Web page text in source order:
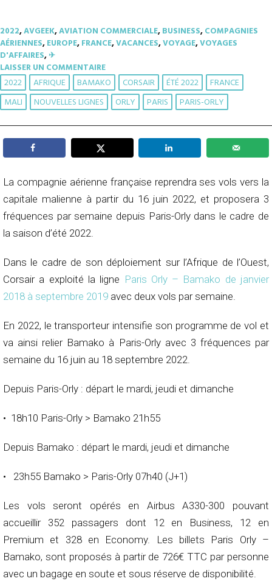
2022,AVGEEK,AVIATION COMMERCIALE,BUSINESS,COMPAGNIES
AÉRIENNES,EUROPE,FRANCE,VACANCES,VOYAGE,VOYAGES
D'AFFAIRES,✈︎
LAISSER UN COMMENTAIRE
2022 AFRIQUE BAMAKO CORSAIR ÉTÉ 2022
FRANCE
MALI
NOUVELLES LIGNES ORLY PARIS PARIS-ORLY
La compagnie aérienne française reprendra ses vols vers la
capitale malienne à partir du 16 juin 2022, et proposera 3
fréquences par semaine depuis Paris-Orly dans le cadre de
la saison d’été 2022.
Dans le cadre de son déploiement sur l’Afrique de l’Ouest,
Corsair a exploité la ligne Paris Orly – Bamako de janvier
2018 à septembre 2019 avec deux vols par semaine.
En 2022, le transporteur intensifie son programme de vol et
va ainsi relier Bamako à Paris-Orly avec 3 fréquences par
semaine du 16 juin au 18 septembre 2022.
Depuis Paris-Orly : départ le mardi, jeudi et dimanche
• 18h10 Paris-Orly > Bamako 21h55
Depuis Bamako : départ le mardi, jeudi et dimanche
• 23h55 Bamako > Paris-Orly 07h40 (J+1)
Les vols seront opérés en Airbus A330-300 pouvant
accueillir 352 passagers dont 12 en Business, 12 en
Premium et 328 en Economy. Les billets Paris Orly –
Bamako, sont proposés à partir de 726€ TTC par personne
avec un bagage en soute et sous réserve de disponibilité.